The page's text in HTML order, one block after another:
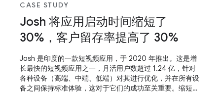
CASE STUDY
Josh 将应用启动时间缩短了
30%，客户留存率提高了 30%
Josh 是印度的一款短视频应用，于 2020 年推出。这是增
长最快的短视频应用之一，月活用户数超过 1.24 亿，针对
各种设备（高端、中端、低端）对其进行优化，并在所有设
备之间保持标准体验，这对于它们的成功至关重要。缩短应